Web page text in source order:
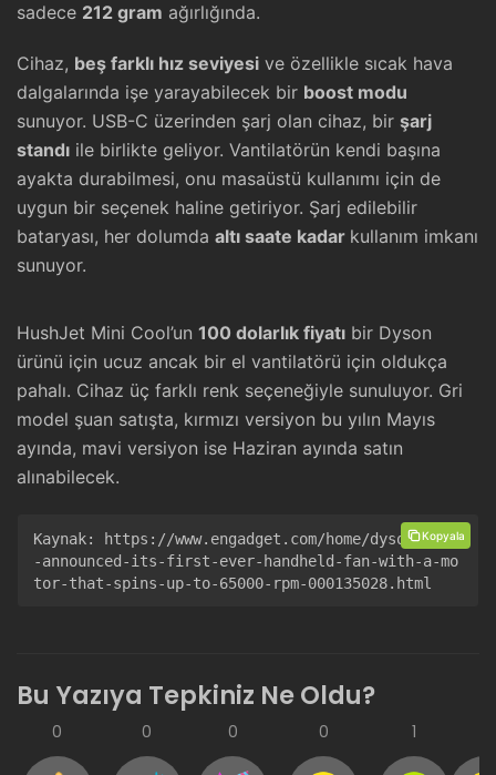
sadece 212 gram ağırlığında.
Cihaz, beş farklı hız seviyesi ve özellikle sıcak hava
dalgalarında işe yarayabilecek bir boost modu
sunuyor. USB-C üzerinden şarj olan cihaz, bir şarj
standı ile birlikte geliyor. Vantilatörün kendi başına
ayakta durabilmesi, onu masaüstü kullanımı için de
uygun bir seçenek haline getiriyor. Şarj edilebilir
bataryası, her dolumda altı saate kadar kullanım imkanı
sunuyor.
HushJet Mini Cool’un 100 dolarlık fiyatı bir Dyson
ürünü için ucuz ancak bir el vantilatörü için oldukça
pahalı. Cihaz üç farklı renk seçeneğiyle sunuluyor. Gri
model şuan satışta, kırmızı versiyon bu yılın Mayıs
ayında, mavi versiyon ise Haziran ayında satın
alınabilecek.
Kaynak: https://www.engadget.com/home/dyson-just
-announced-its-first-ever-handheld-fan-with-a-mo
tor-that-spins-up-to-65000-rpm-000135028.html
Kopyala
Bu Yazıya Tepkiniz Ne Oldu?
0 0 0 0 1